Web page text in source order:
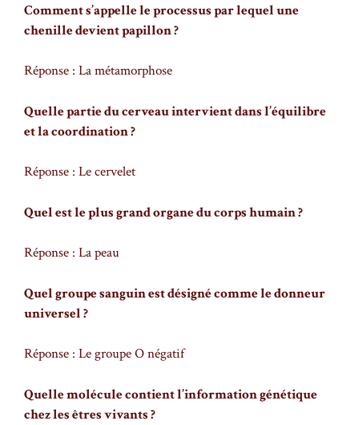
Comment s’appelle le processus par lequel une
chenille devient papillon ?
Réponse : La métamorphose
Quelle partie du cerveau intervient dans l’équilibre
et la coordination ?
Réponse : Le cervelet
Quel est le plus grand organe du corps humain ?
Réponse : La peau
Quel groupe sanguin est désigné comme le donneur
universel ?
Réponse : Le groupe O négatif
Quelle molécule contient l’information génétique
chez les êtres vivants ?